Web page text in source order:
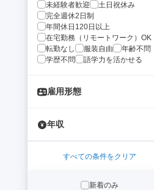
未経験者歓迎
土日祝休み
完全週休2日制
年間休日120日以上
在宅勤務（リモートワーク）OK
転勤なし
服装自由
年齢不問
学歴不問
語学力を活かせる
雇用形態
年収
すべての条件をクリア
新着のみ